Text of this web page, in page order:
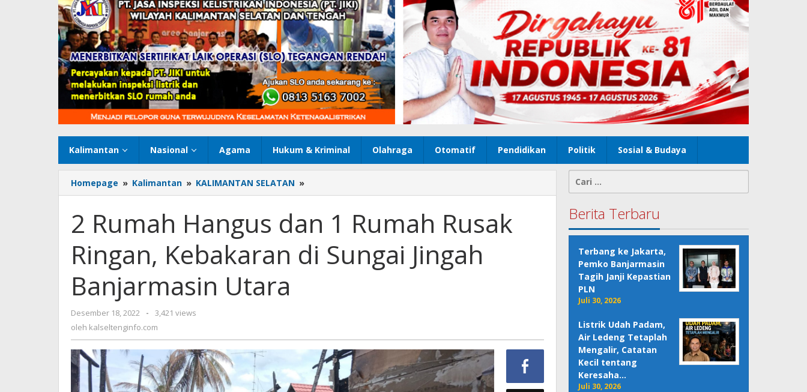
Kalimantan Nasional Agama Hukum & Kriminal Olahraga Otomatif Pendidikan Politik Sosial & Budaya
Homepage » Kalimantan » KALIMANTAN SELATAN »
Rumah
dan
1
Rumah
Rusak
2 Rumah Hangus dan 1 Rumah Rusak
Ringan, Kebakaran di Sungai Jingah
Banjarmasin Utara
Desember 18, 2022
oleh
kalseltenginfo.com
-
3,421 views
oleh kalseltenginfo.com
untuk:
Berita Terbaru
Terbang ke Jakarta,
Pemko Banjarmasin
Tagih Janji Kepastian
PLN
Juli 30, 2026
Listrik Udah Padam,
Air Ledeng Tetaplah
Mengalir, Catatan
Kecil tentang
Keresaha…
Juli 30, 2026